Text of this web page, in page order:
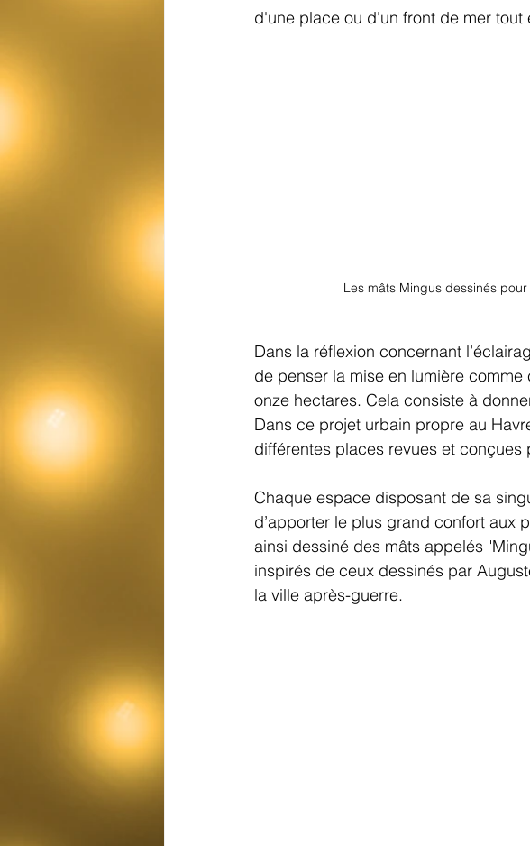
La technique au service de la mise au-dela de la
d'une place ou d'un front de mer
Les mâts Mingus dessinés
Dans la réflexion concernant
de penser la mise en lumière
onze hectares. Cela consiste à
Dans ce projet urbain propre au
différentes places revues et conçues
Chaque espace disposant de sa
d’apporter le plus grand confort aux
ainsi dessiné des mâts appelés
inspirés de ceux dessinés par
la ville après-guerre.